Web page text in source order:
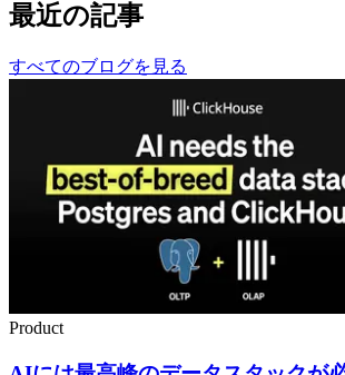
最近の記事
すべてのブログを見る
Product